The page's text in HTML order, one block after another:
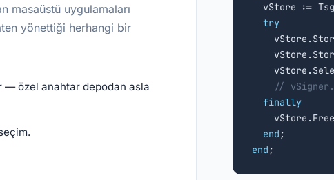
masaüstü uygulamaları
yönettiği herhangi bir
— özel anahtar depodan asla
vStore :=
try
//
finally
end
end ;